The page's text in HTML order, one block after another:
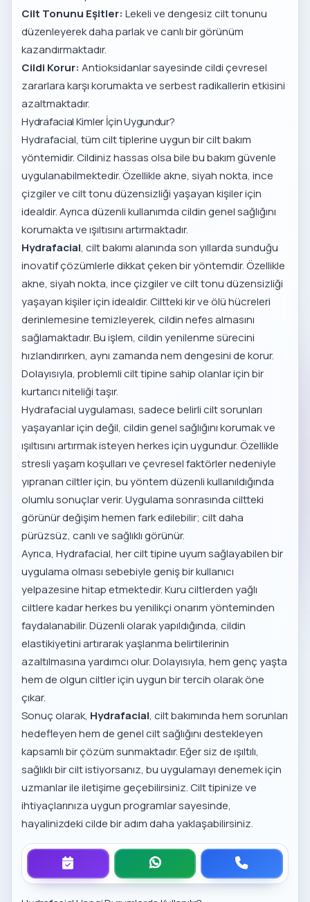
Cilt Tonunu Eşitler: Lekeli ve dengesiz cilt tonunu
düzenleyerek daha parlak ve canlı bir görünüm
kazandırmaktadır.
Cildi Korur: Antioksidanlar sayesinde cildi çevresel
zararlara karşı korumakta ve serbest radikallerin etkisini
azaltmaktadır.
Hydrafacial Kimler İçin Uygundur?
Hydrafacial, tüm cilt tiplerine uygun bir cilt bakım
yöntemidir. Cildiniz hassas olsa bile bu bakım güvenle
uygulanabilmektedir. Özellikle akne, siyah nokta, ince
çizgiler ve cilt tonu düzensizliği yaşayan kişiler için
idealdir. Ayrıca düzenli kullanımda cildin genel sağlığını
korumakta ve ışıltısını artırmaktadır.
Hydrafacial, cilt bakımı alanında son yıllarda sunduğu
inovatif çözümlerle dikkat çeken bir yöntemdir. Özellikle
akne, siyah nokta, ince çizgiler ve cilt tonu düzensizliği
yaşayan kişiler için idealdir. Ciltteki kir ve ölü hücreleri
derinlemesine temizleyerek, cildin nefes almasını
sağlamaktadır. Bu işlem, cildin yenilenme sürecini
hızlandırırken, aynı zamanda nem dengesini de korur.
Dolayısıyla, problemli cilt tipine sahip olanlar için bir
kurtarıcı niteliği taşır.
Hydrafacial uygulaması, sadece belirli cilt sorunları
yaşayanlar için değil, cildin genel sağlığını korumak ve
ışıltısını artırmak isteyen herkes için uygundur. Özellikle
stresli yaşam koşulları ve çevresel faktörler nedeniyle
yıpranan ciltler için, bu yöntem düzenli kullanıldığında
olumlu sonuçlar verir. Uygulama sonrasında ciltteki
görünür değişim hemen fark edilebilir; cilt daha
pürüzsüz, canlı ve sağlıklı görünür.
Ayrıca, Hydrafacial, her cilt tipine uyum sağlayabilen bir
uygulama olması sebebiyle geniş bir kullanıcı
yelpazesine hitap etmektedir. Kuru ciltlerden yağlı
ciltlere kadar herkes bu yenilikçi onarım yönteminden
faydalanabilir. Düzenli olarak yapıldığında, cildin
elastikiyetini artırarak yaşlanma belirtilerinin
azaltılmasına yardımcı olur. Dolayısıyla, hem genç yaşta
hem de olgun ciltler için uygun bir tercih olarak öne
çıkar.
Sonuç olarak, Hydrafacial, cilt bakımında hem sorunları
hedefleyen hem de genel cilt sağlığını destekleyen
kapsamlı bir çözüm sunmaktadır. Eğer siz de ışıltılı,
sağlıklı bir cilt istiyorsanız, bu uygulamayı denemek için
uzmanlar ile iletişime geçebilirsiniz. Cilt tipinize ve
ihtiyaçlarınıza uygun programlar sayesinde,
hayalinizdeki cilde bir adım daha yaklaşabilirsiniz.